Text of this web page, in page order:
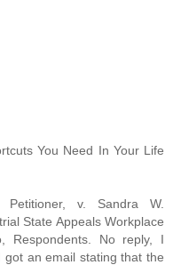
You Need In Your Life
, Petitioner, v. Sandra W.
State Appeals Workplace
Respondents. No reply, I
an email stating that the